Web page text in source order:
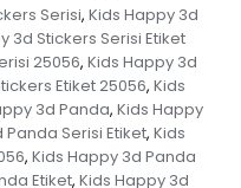
Serisi, Kids Happy 3d
3d Stickers Serisi Etiket
25056, Kids Happy 3d
Etiket 25056, Kids
3d Panda, Kids Happy
Panda Serisi Etiket, Kids
, Kids Happy 3d Panda
Etiket, Kids Happy 3d